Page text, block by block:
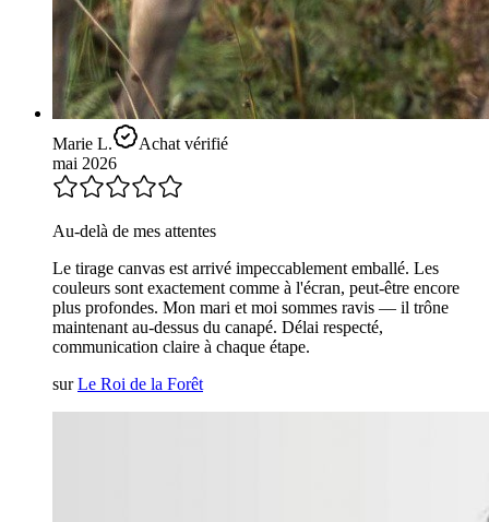
Marie L.
Achat vérifié
mai 2026
Au-delà de mes attentes
Le tirage canvas est arrivé impeccablement emballé. Les
couleurs sont exactement comme à l'écran, peut-être encore
plus profondes. Mon mari et moi sommes ravis — il trône
maintenant au-dessus du canapé. Délai respecté,
communication claire à chaque étape.
sur Le Roi de la Forêt